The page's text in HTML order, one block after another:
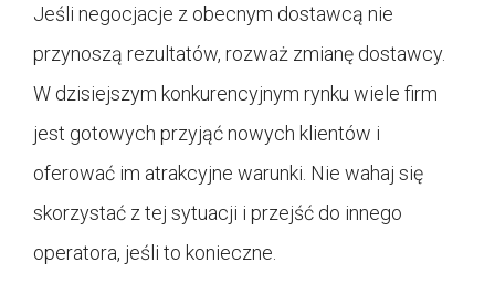
Jeśli negocjacje z obecnym dostawcą nie
przynoszą rezultatów, rozważ zmianę dostawcy.
W dzisiejszym konkurencyjnym rynku wiele firm
jest gotowych przyjąć nowych klientów i
oferować im atrakcyjne warunki. Nie wahaj się
skorzystać z tej sytuacji i przejść do innego
operatora, jeśli to konieczne.